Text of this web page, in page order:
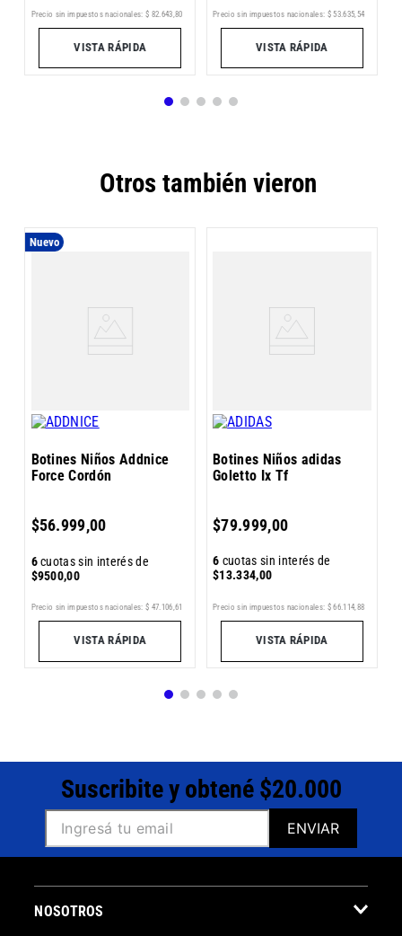
Precio sin impuestos nacionales: $ 82 643 80
VISTA RÁPIDA
Precio sin impuestos nacionales: $ 53.635 54
VISTA RÁPIDA
Otros también vieron
Nuevo
Botines Niños Addnice
Force Cordón
$56.999,00
6cuotas sin interés de
$9500,00
Precio sin impuestos nacionales: $ 47 106 61
VISTA RÁPIDA
Botines Niños adidas
Goletto Ix Tf
$79.999,00
6 cuotas sin interés de
$13.334,00
Precio sin impuestos nacionales: $ 66.114 88
VISTA RÁPIDA
Suscribite y obtené $20.000
ENVIAR
NOSOTROS